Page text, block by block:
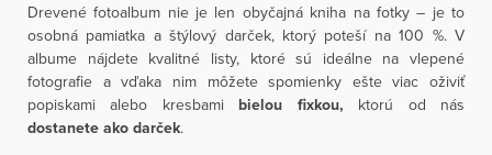
Drevené fotoalbum nie je len obyčajná kniha na fotky – je to
osobná pamiatka a štýlový darček, ktorý poteší na 100 %. V
albume nájdete kvalitné listy, ktoré sú ideálne na vlepené
fotografie a vďaka nim môžete spomienky ešte viac oživiť
popiskami alebo kresbami bielou fixkou, ktorú od nás
dostanete ako darček.